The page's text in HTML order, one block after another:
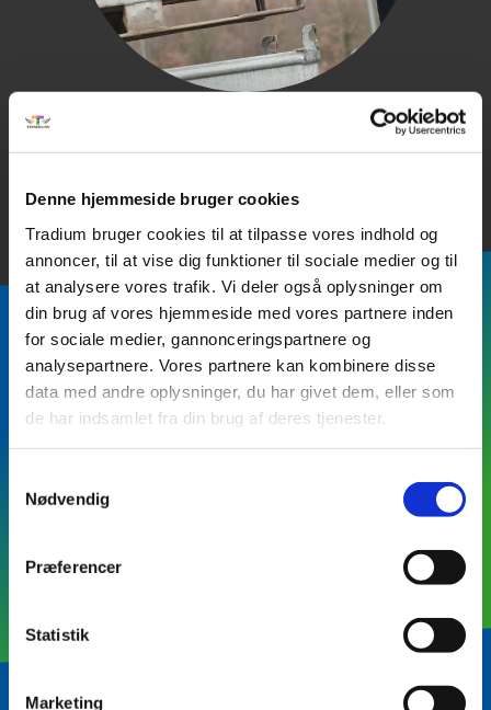
Denne hjemmeside bruger cookies
Tradium bruger cookies til at tilpasse vores indhold og
annoncer, til at vise dig funktioner til sociale medier og til
at analysere vores trafik. Vi deler også oplysninger om
din brug af vores hjemmeside med vores partnere inden
for sociale medier, gannonceringspartnere og
analysepartnere. Vores partnere kan kombinere disse
data med andre oplysninger, du har givet dem, eller som
de har indsamlet fra din brug af deres tjenester.
Nødvendig
Præferencer
Statistik
Marketing
Hør Jonas fortælle om da han deltog i DM
Hold dig opdateret om
transport og logistik